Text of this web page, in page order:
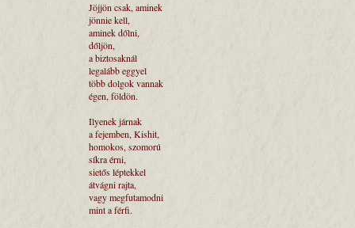
Jöjjön csak, aminek
jönnie kell,
aminek dőlni,
dőljön,
a biztosaknál
legalább eggyel
több dolgok vannak
égen, földön.
Ilyenek járnak
a fejemben, Kishit,
homokos, szomorú
síkra érni,
sietős léptekkel
átvágni rajta,
vagy megfutamodni
mint a férfi.